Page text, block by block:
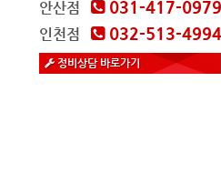
안산점 031-417-0979
인천점 032-513-4994
정비상담 바로가기